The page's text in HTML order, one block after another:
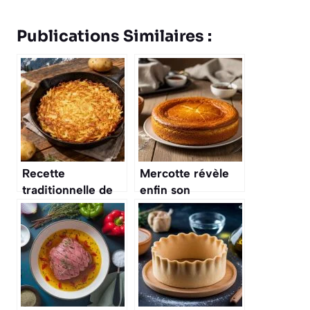
Publications Similaires :
Recette
traditionnelle de
grand rösti :
comment la
réussir ?
Mercotte révèle
enfin son
ingrédient secret
(et inattendu) du
gâteau basque